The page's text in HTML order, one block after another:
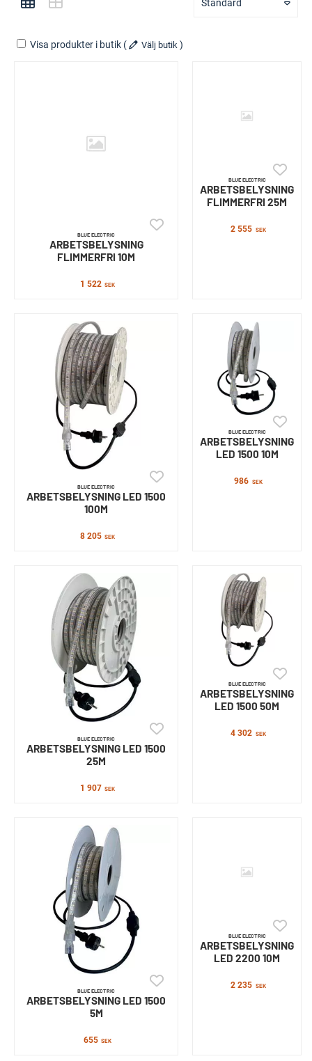
Standard
Visa produkter i butik ( Välj butik )
BLUE ELECTRIC
ARBETSBELYSNING
FLIMMERFRI 10M
1 522 SEK
BLUE ELECTRIC
ARBETSBELYSNING
FLIMMERFRI 25M
2 555 SEK
BLUE ELECTRIC
ARBETSBELYSNING LED 1500
100M
8 205 SEK
BLUE ELECTRIC
ARBETSBELYSNING
LED 1500 10M
986 SEK
BLUE ELECTRIC
ARBETSBELYSNING LED 1500
25M
1 907 SEK
BLUE ELECTRIC
ARBETSBELYSNING
LED 1500 50M
4 302 SEK
BLUE ELECTRIC
ARBETSBELYSNING LED 1500
5M
655 SEK
BLUE ELECTRIC
ARBETSBELYSNING
LED 2200 10M
2 235 SEK